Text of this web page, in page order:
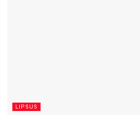
LIPSUS